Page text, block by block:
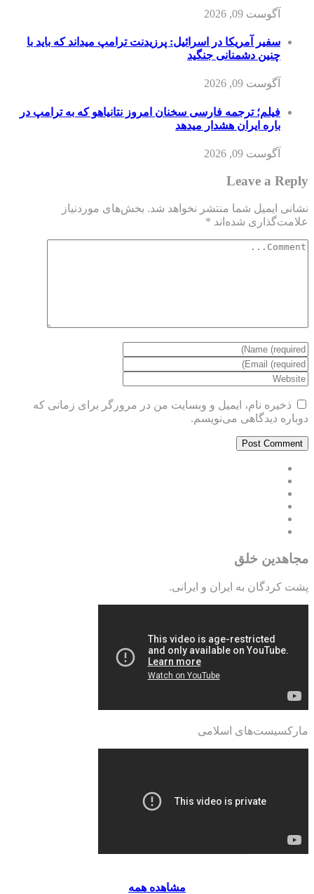
آگوست 09, 2026
سفیر آمریکا در اسرائیل: پرزیدنت ترامپ میداند که باید با
چنین دشمنانی جنگید
آگوست 09, 2026
فیلم؛ ترجمه فارسی سخنان امروز نتانیاهو که به ترامپ در
باره ایران هشدار میدهد
آگوست 09, 2026
Leave a Reply
نشانی ایمیل شما منتشر نخواهد شد. بخش‌های موردنیاز
علامت‌گذاری شده‌اند *
ذخیره نام، ایمیل و وبسایت من در مرورگر برای زمانی که
دوباره دیدگاهی می‌نویسم.
مجاهدین خلق
پشت کردگان به ایران و ایرانی.
مارکسیست‌های اسلامی
مشاهده همه